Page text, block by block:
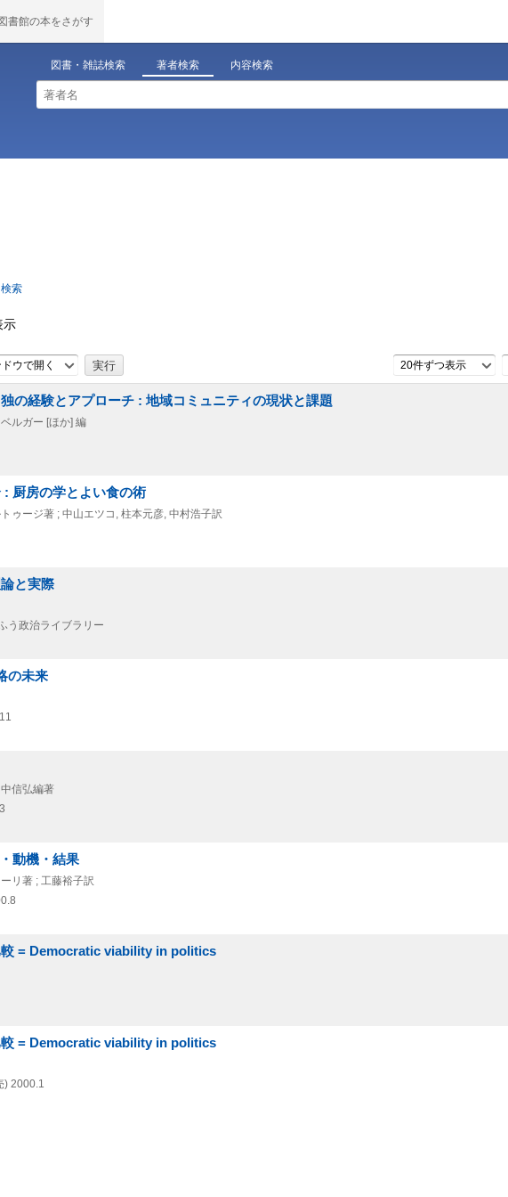
書館の本をさがす
図書・雑誌検索 著者検索 内容検索
索
示
ウで開く 20件ずつ表示
の経験とアプローチ : 地域コミュニティの現状と課題
ルガー [ほか] 編
: 厨房の学とよい食の術
ゥージ著 ; 中山エツコ, 柱本元彦, 中村浩子訳
と実際
う政治ライブラリー
の未来
信弘編著
動機・結果
リ著 ; 工藤裕子訳
較 = Democratic viability in politics
較 = Democratic viability in politics
) 2000.1